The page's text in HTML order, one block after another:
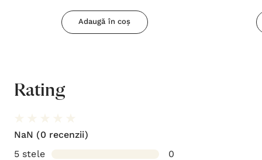
Adaugă în coș
Rating
NaN (0 recenzii)
5 stele
0